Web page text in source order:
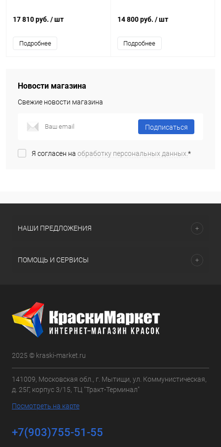
17 810 руб. / шт
Подробнее
14 800 руб. / шт
Подробнее
Новости магазина
Свежие новости магазина
Подписаться
Я согласен на обработку персональных данных.*
НАШИ ПРЕДЛОЖЕНИЯ
ПОМОЩЬ И СЕРВИСЫ
2025 © kraski-market.ru
141009, Московская обл., г. Мытищи, ул. Коммунистическая,
д. 25Г, корпус 3/15, ТЦ "Тракт-Терминал"
Посмотреть на карте
+7(903)755-51-55